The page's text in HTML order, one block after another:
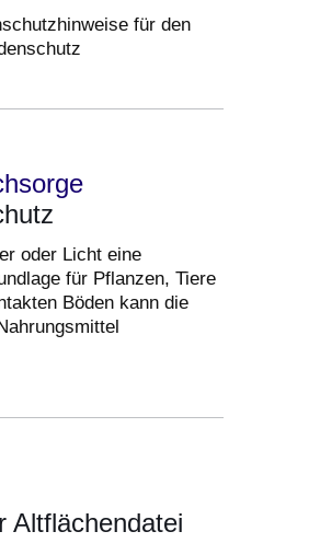
für den
oder Licht eine
für Pflanzen, Tiere
Böden kann die
Altflächendatei